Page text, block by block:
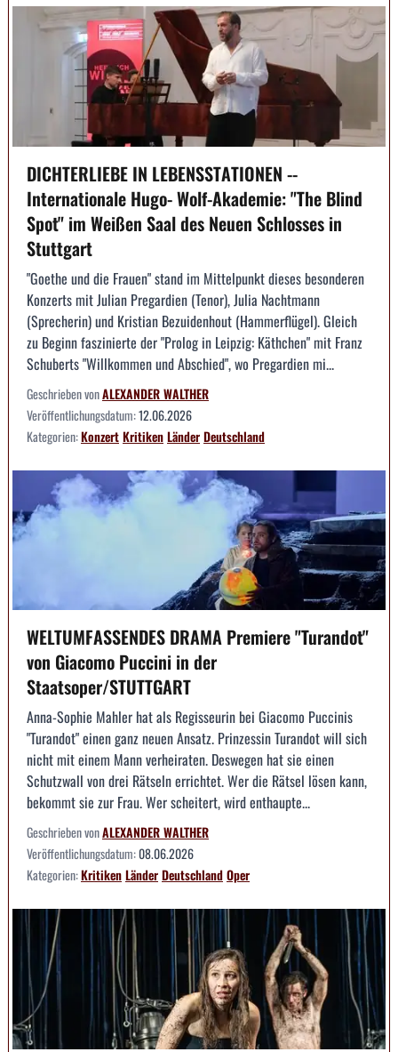
DICHTERLIEBE IN LEBENSSTATIONEN --
Internationale Hugo- Wolf-Akademie: "The Blind
Spot" im Weißen Saal des Neuen Schlosses in
Stuttgart
"Goethe und die Frauen" stand im Mittelpunkt dieses besonderen
Konzerts mit Julian Pregardien (Tenor), Julia Nachtmann
(Sprecherin) und Kristian Bezuidenhout (Hammerflügel). Gleich
zu Beginn faszinierte der "Prolog in Leipzig: Käthchen" mit Franz
Schuberts "Willkommen und Abschied", wo Pregardien mi...
Geschrieben vonALEXANDER WALTHER
Veröffentlichungsdatum:12.06.2026
Kategorien:KonzertKritikenLänderDeutschland
WELTUMFASSENDES DRAMA Premiere "Turandot"
von Giacomo Puccini in der
Staatsoper/STUTTGART
Anna-Sophie Mahler hat als Regisseurin bei Giacomo Puccinis
"Turandot" einen ganz neuen Ansatz. Prinzessin Turandot will sich
nicht mit einem Mann verheiraten. Deswegen hat sie einen
Schutzwall von drei Rätseln errichtet. Wer die Rätsel lösen kann,
bekommt sie zur Frau. Wer scheitert, wird enthaupte...
Geschrieben vonALEXANDER WALTHER
Veröffentlichungsdatum:08.06.2026
Kategorien:KritikenLänderDeutschlandOper